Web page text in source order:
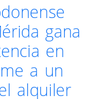
gana
en
a un
alquiler